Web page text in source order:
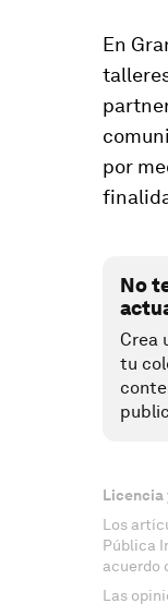
En
por
No
Crea
tu
Licencia
Los
Pública
acuerdo
Las